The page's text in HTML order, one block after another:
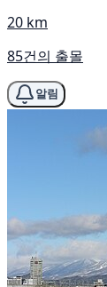
20 km
85건의 출몰
알림